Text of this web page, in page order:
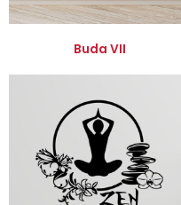
Buda VII